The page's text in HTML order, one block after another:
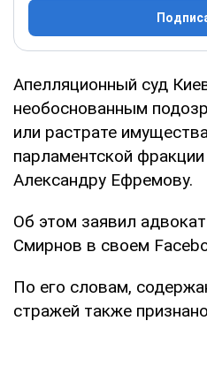
Апелляционный суд
необоснованным
или растрате
парламентской
Александру Ефремову.
Об этом заявил
Смирнов в своем
По его словам,
стражей также